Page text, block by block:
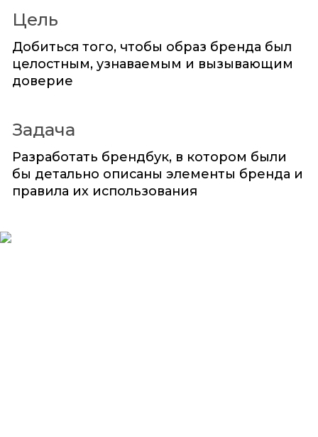
Цель
Добиться того, чтобы образ бренда был
целостным, узнаваемым и вызывающим
доверие
Задача
Разработать брендбук, в котором были
бы детально описаны элементы бренда и
правила их использования